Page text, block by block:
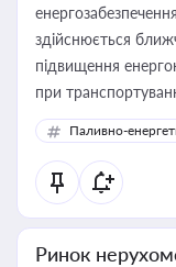
здійснюється
підвищення
при
відновлюваних
Паливно-
Ринок